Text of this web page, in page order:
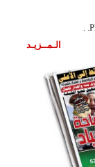
الـمــزيـد